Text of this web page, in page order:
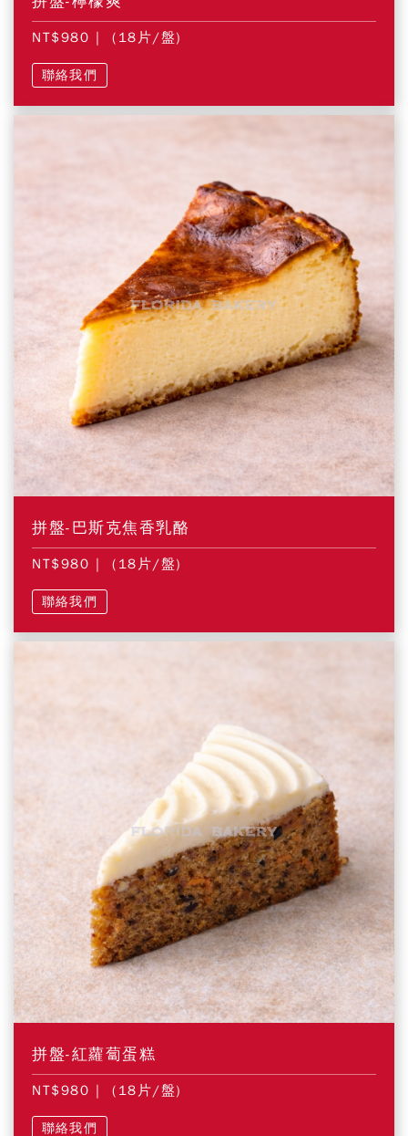
NT$980 | (18片/盤)
聯絡我們
拼盤-巴斯克焦香乳酪
NT$980 | (18片/盤)
聯絡我們
拼盤-紅蘿蔔蛋糕
NT$980 | (18片/盤)
聯絡我們